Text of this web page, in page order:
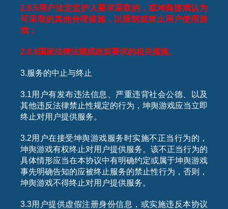
2.8.5用户法定监护人要求采取的，或坤舆游戏认为
可采取的其他合理措施，以限制或禁止用户使用游
戏；
2.8.6国家法律法规或政策要求的相关措施。
3.服务的中止与终止
3.1用户有发布违法信息、严重违背社会公德、以及
其他违反法律禁止性规定的行为，坤舆游戏应当立即
终止对用户提供服务。
3.2用户在接受坤舆游戏服务时实施不正当行为的，
坤舆游戏有权终止对用户提供服务。该不正当行为的
具体情形应当在本协议中有明确约定或属于坤舆游戏
事先明确告知的应被终止服务的禁止性行为，否则，
坤舆游戏不得终止对用户提供服务。
3.3用户提供虚假注册身份信息，或实施违反本协议